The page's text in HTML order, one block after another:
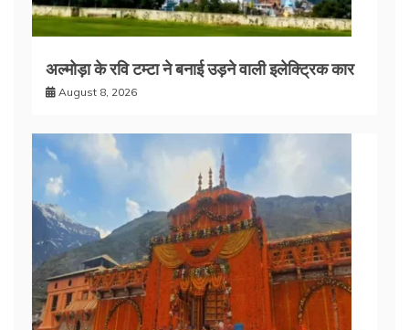
अल्मोड़ा के रवि टम्टा ने बनाई उड़ने वाली इलेक्ट्रिक कार
August 8, 2026